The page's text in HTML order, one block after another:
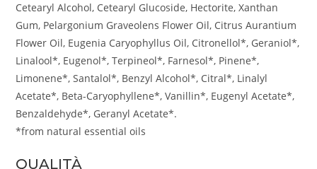
Cetearyl Alcohol, Cetearyl Glucoside, Hectorite, Xanthan
Gum, Pelargonium Graveolens Flower Oil, Citrus Aurantium
Flower Oil, Eugenia Caryophyllus Oil, Citronellol*, Geraniol*,
Linalool*, Eugenol*, Terpineol*, Farnesol*, Pinene*,
Limonene*, Santalol*, Benzyl Alcohol*, Citral*, Linalyl
Acetate*, Beta-Caryophyllene*, Vanillin*, Eugenyl Acetate*,
Benzaldehyde*, Geranyl Acetate*.
*from natural essential oils
QUALITÀ